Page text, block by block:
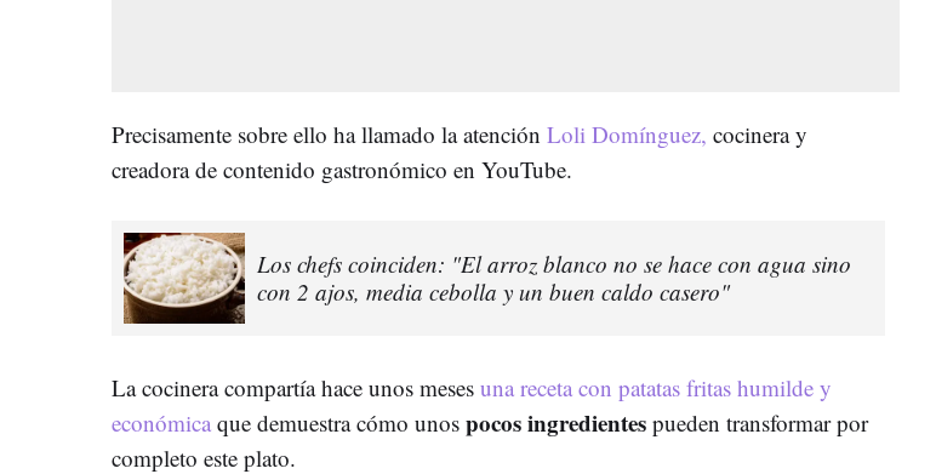
Precisamente sobre ello ha llamado la atención Loli Domínguez, cocinera y
creadora de contenido gastronómico en YouTube.
Los chefs coinciden: "El arroz blanco no se hace con agua sino
con 2 ajos, media cebolla y un buen caldo casero"
La cocinera compartía hace unos meses una receta con patatas fritas humilde y
económica que demuestra cómo unos pocos ingredientes pueden transformar por
completo este plato.